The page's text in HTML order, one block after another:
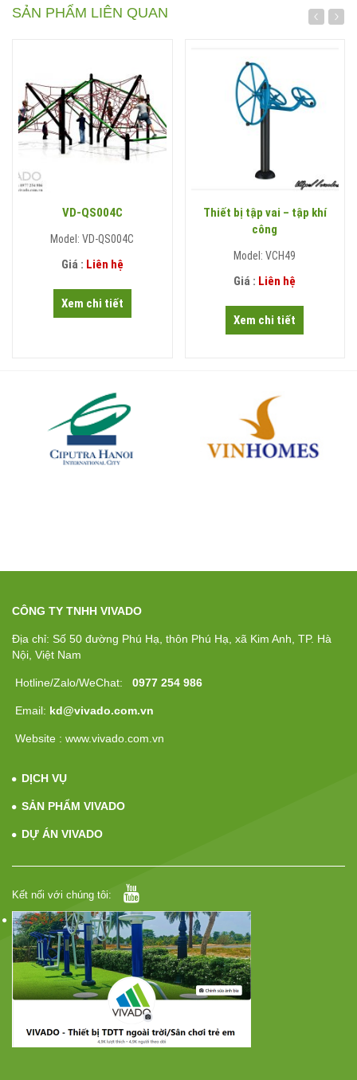
SẢN PHẨM LIÊN QUAN
VD-QS004C
Model: VD-QS004C
Giá : Liên hệ
Xem chi tiết
Thiết bị tập vai – tập khí
công
Model: VCH49
Giá : Liên hệ
Xem chi tiết
CÔNG TY TNHH VIVADO
Địa chỉ: Số 50 đường Phú Hạ, thôn Phú Hạ, xã Kim Anh, TP. Hà
Nội, Việt Nam
Hotline/Zalo/WeChat: 0977 254 986
Email: kd@vivado.com.vn
Website : www.vivado.com.vn
DỊCH VỤ
SẢN PHẨM VIVADO
DỰ ÁN VIVADO
Kết nối với chúng tôi: